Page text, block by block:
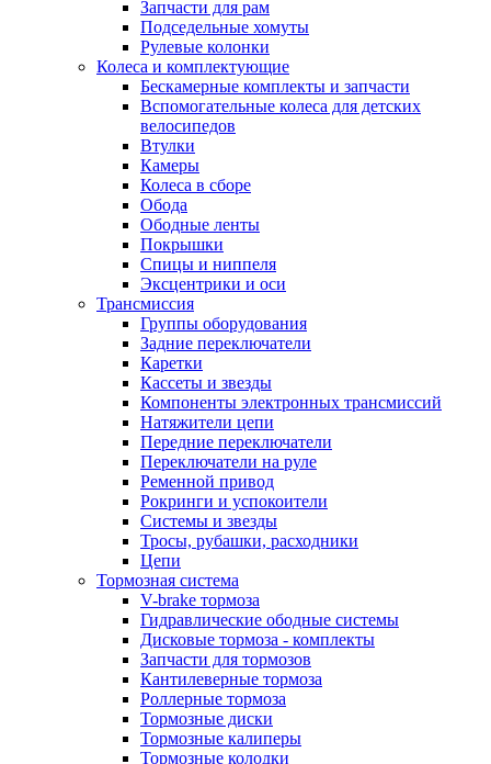
Запчасти для рам
Подседельные хомуты
Рулевые колонки
Колеса и комплектующие
Бескамерные комплекты и запчасти
Вспомогательные колеса для детских
велосипедов
Втулки
Камеры
Колеса в сборе
Обода
Ободные ленты
Покрышки
Спицы и ниппеля
Эксцентрики и оси
Трансмиссия
Группы оборудования
Задние переключатели
Каретки
Кассеты и звезды
Компоненты электронных трансмиссий
Натяжители цепи
Передние переключатели
Переключатели на руле
Ременной привод
Рокринги и успокоители
Системы и звезды
Тросы, рубашки, расходники
Цепи
Тормозная система
V-brake тормоза
Гидравлические ободные системы
Дисковые тормоза - комплекты
Запчасти для тормозов
Кантилеверные тормоза
Роллерные тормоза
Тормозные диски
Тормозные калиперы
Тормозные колодки